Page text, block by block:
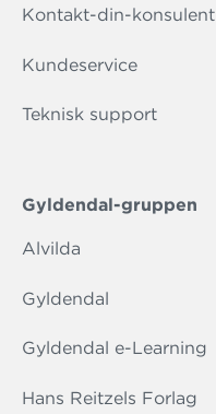
Kontakt-din-konsulent
Kundeservice
Teknisk support
Gyldendal-gruppen
Alvilda
Gyldendal
Gyldendal e-Learning
Hans Reitzels Forlag